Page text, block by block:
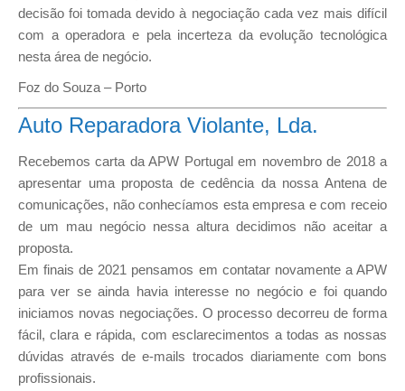
decisão foi tomada devido à negociação cada vez mais difícil
com a operadora e pela incerteza da evolução tecnológica
nesta área de negócio.
Foz do Souza – Porto
Auto Reparadora Violante, Lda.
Recebemos carta da APW Portugal em novembro de 2018 a
apresentar uma proposta de cedência da nossa Antena de
comunicações, não conhecíamos esta empresa e com receio
de um mau negócio nessa altura decidimos não aceitar a
proposta.
Em finais de 2021 pensamos em contatar novamente a APW
para ver se ainda havia interesse no negócio e foi quando
iniciamos novas negociações. O processo decorreu de forma
fácil, clara e rápida, com esclarecimentos a todas as nossas
dúvidas através de e-mails trocados diariamente com bons
profissionais.